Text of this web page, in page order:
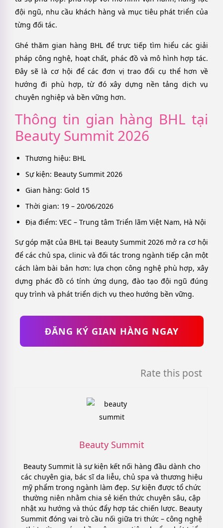
đội ngũ, nhu cầu khách hàng và mục tiêu phát triển của
từng đối tác.
Ghé thăm gian hàng BHL để trực tiếp tìm hiểu các giải
pháp công nghệ, hoạt chất, phác đồ và mô hình hợp tác.
Đây sẽ là cơ hội để các đơn vị trao đổi cụ thể hơn về
hướng đi phù hợp, từ đó xây dựng nền tảng dịch vụ
chuyên nghiệp và bền vững hơn.
Thông tin gian hàng BHL tại
Beauty Summit 2026
Thương hiệu: BHL
Sự kiện: Beauty Summit 2026
Gian hàng: Gold 15
Thời gian: 19 – 20/06/2026
Địa điểm: VEC – Trung tâm Triển lãm Việt Nam, Hà Nội
Sự góp mặt của BHL tại Beauty Summit 2026 mở ra cơ hội
để các chủ spa, clinic và đối tác trong ngành tiếp cận một
cách làm bài bản hơn: lựa chọn công nghệ phù hợp, xây
dựng phác đồ có tính ứng dụng, đào tạo đội ngũ đúng
quy trình và phát triển dịch vụ theo hướng bền vững.
ĐĂNG KÝ GIAN HÀNG NGAY
Rate this post
Beauty Summit
Beauty Summit là sự kiện kết nối hàng đầu dành cho
các chuyên gia, bác sĩ da liễu, chủ spa và thương hiệu
mỹ phẩm trong ngành làm đẹp. Sự kiện được tổ chức
thường niên nhằm chia sẻ kiến thức chuyên sâu, cập
nhật xu hướng và thúc đẩy hợp tác chiến lược. Beauty
Summit đóng vai trò cầu nối giữa tri thức – công nghệ